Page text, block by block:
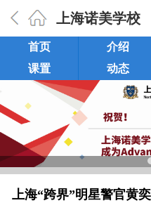
上海诺美学校
首页 介绍
课置
动态
上海“跨界”明星警官黄